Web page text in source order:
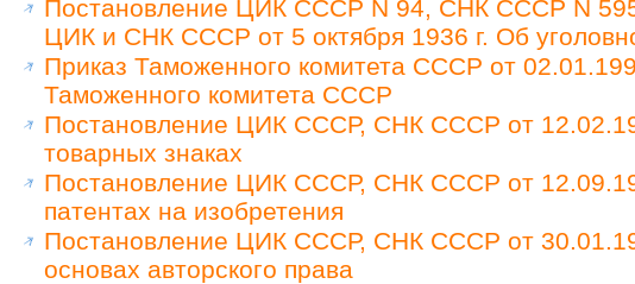
Постановление ЦИК СССР N 94, СНК СССР N
ЦИК и СНК СССР от 5 октября 1936 г. Об
Приказ Таможенного комитета СССР от
Таможенного комитета СССР
Постановление ЦИК СССР, СНК СССР от
товарных знаках
Постановление ЦИК СССР, СНК СССР от
патентах на изобретения
Постановление ЦИК СССР, СНК СССР от
основах авторского права